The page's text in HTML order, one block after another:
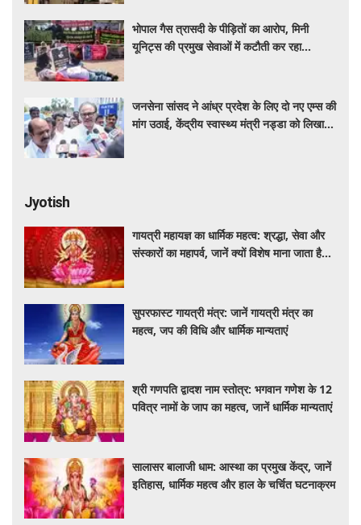
भोपाल गैस त्रासदी के पीड़ितों का आरोप, मिनी
यूनिट्स की प्रमुख सेवाओं में कटौती कर रहा
जनसेना सांसद ने आंध्र प्रदेश के लिए दो नए एम्स की
मांग उठाई, केंद्रीय स्वास्थ्य मंत्री नड्डा को लिखा
Jyotish
गायत्री महायज्ञ का धार्मिक महत्व: श्रद्धा, सेवा और
संस्कारों का महापर्व, जानें क्यों विशेष माना जाता है
सुपरफास्ट गायत्री मंत्र: जानें गायत्री मंत्र का
महत्व, जप की विधि और धार्मिक मान्यताएं
श्री गणपति द्वादश नाम स्तोत्र: भगवान गणेश के 12
पवित्र नामों के जाप का महत्व, जानें धार्मिक मान्यताएं
सालासर बालाजी धाम: आस्था का प्रमुख केंद्र, जानें
इतिहास, धार्मिक महत्व और हाल के चर्चित घटनाक्रम